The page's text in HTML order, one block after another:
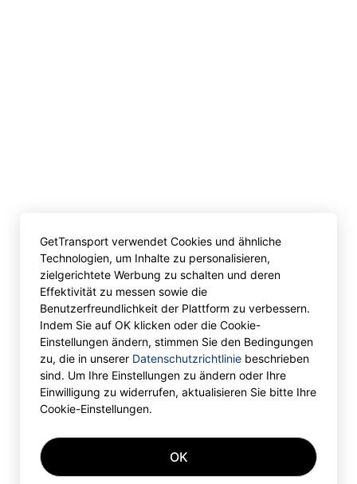
GetTransport verwendet Cookies und ähnliche
Technologien, um Inhalte zu personalisieren,
zielgerichtete Werbung zu schalten und deren
Effektivität zu messen sowie die
Benutzerfreundlichkeit der Plattform zu verbessern.
Indem Sie auf OK klicken oder die Cookie-
Einstellungen ändern, stimmen Sie den Bedingungen
zu, die in unserer Datenschutzrichtlinie beschrieben
sind. Um Ihre Einstellungen zu ändern oder Ihre
Einwilligung zu widerrufen, aktualisieren Sie bitte Ihre
Cookie-Einstellungen.
OK